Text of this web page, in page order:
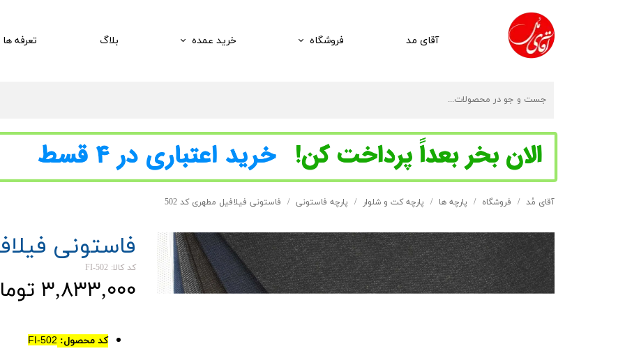
آقای مد فروشگاه خرید عمده بلاگ تعرفه ها
آقای مُد فروشگاه پارچه ها پارچه کت و شلوار پارچه فاستونی فاستونی فیلافیل مطهری کد 502
فاستونی
کد کالا: FI-502
۳,۸۳۳,۰۰۰ تومان
کد محصول: FI-502